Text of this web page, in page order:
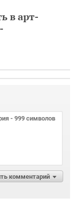
в арт-
комментарий